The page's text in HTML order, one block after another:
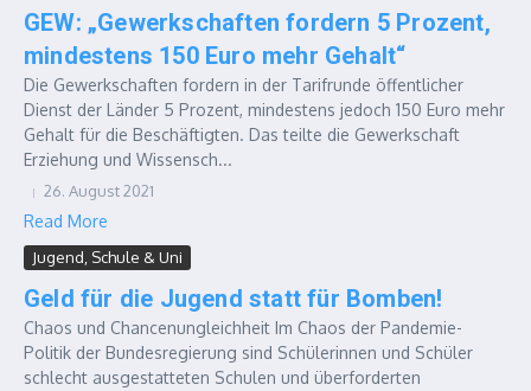
GEW: „Gewerkschaften fordern 5 Prozent,
mindestens 150 Euro mehr Gehalt“
Die Gewerkschaften fordern in der Tarifrunde öffentlicher
Dienst der Länder 5 Prozent, mindestens jedoch 150 Euro mehr
Gehalt für die Beschäftigten. Das teilte die Gewerkschaft
Erziehung und Wissensch...
26. August 2021
Read More
Jugend, Schule & Uni
Geld für die Jugend statt für Bomben!
Chaos und Chancenungleichheit Im Chaos der Pandemie-
Politik der Bundesregierung sind Schülerinnen und Schüler
schlecht ausgestatteten Schulen und überforderten